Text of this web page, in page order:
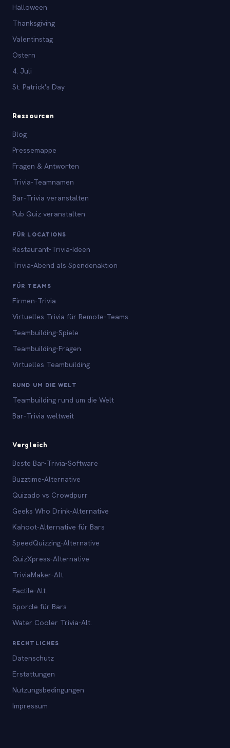
Halloween
Thanksgiving
Valentinstag
Ostern
4. Juli
St. Patrick's Day
Ressourcen
Blog
Pressemappe
Fragen & Antworten
Trivia-Teamnamen
Bar-Trivia veranstalten
Pub Quiz veranstalten
FÜR LOCATIONS
Restaurant-Trivia-Ideen
Trivia-Abend als Spendenaktion
FÜR TEAMS
Firmen-Trivia
Virtuelles Trivia für Remote-Teams
Teambuilding-Spiele
Teambuilding-Fragen
Virtuelles Teambuilding
RUND UM DIE WELT
Teambuilding rund um die Welt
Bar-Trivia weltweit
Vergleich
Beste Bar-Trivia-Software
Buzztime-Alternative
Quizado vs Crowdpurr
Geeks Who Drink-Alternative
Kahoot-Alternative für Bars
SpeedQuizzing-Alternative
QuizXpress-Alternative
TriviaMaker-Alt.
Factile-Alt.
Sporcle für Bars
Water Cooler Trivia-Alt.
RECHTLICHES
Datenschutz
Erstattungen
Nutzungsbedingungen
Impressum